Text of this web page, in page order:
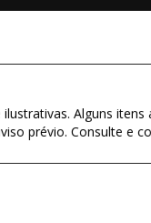
Alguns
prévio. Consulte e